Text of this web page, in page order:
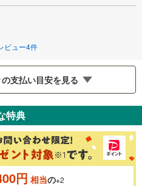
ビュー4件
支払い目安を見る
％
特典
円 相当の※2